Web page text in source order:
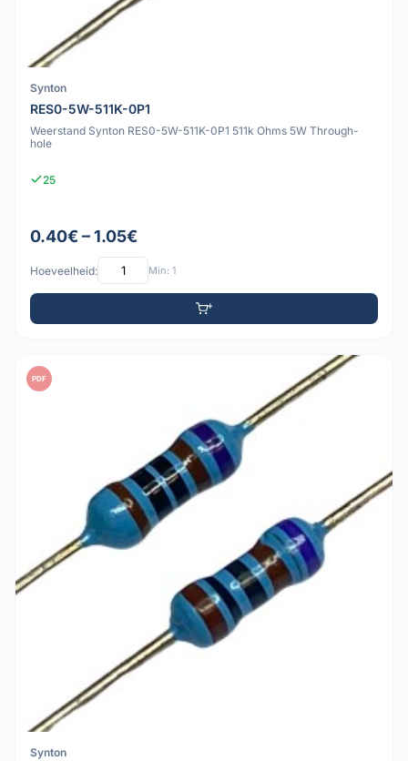
Synton
RES0-5W-511K-0P1
Weerstand Synton RES0-5W-511K-0P1 511k Ohms 5W Through-
hole
25
0.40€ – 1.05€
Hoeveelheid: Min: 1
PDF
Synton